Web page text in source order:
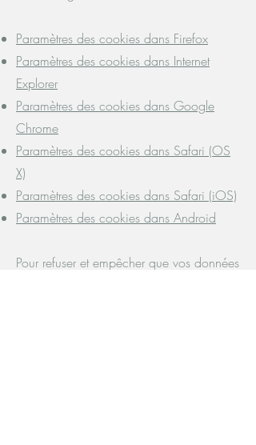
Paramètres des cookies dans Firefox
Paramètres des cookies dans Internet
Explorer
Paramètres des cookies dans Google
Chrome
Paramètres des cookies dans Safari (OS
X)
Paramètres des cookies dans Safari (iOS)
Paramètres des cookies dans Android
Pour refuser et empêcher que vos données